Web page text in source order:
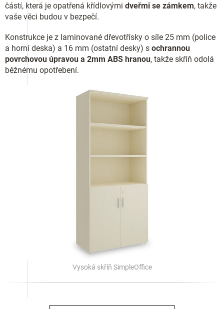
částí, která je opatřená křídlovými dveřmi se zámkem, takže
vaše věci budou v bezpečí.
Konstrukce je z laminované dřevotřísky o síle 25 mm (police
a horní deska) a 16 mm (ostatní desky) s ochrannou
povrchovou úpravou a 2mm ABS hranou, takže skříň odolá
běžnému opotřebení.
Vysoká skříň SimpleOffice